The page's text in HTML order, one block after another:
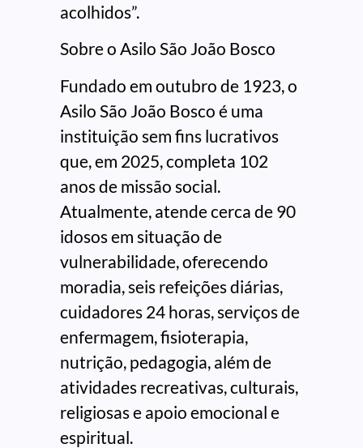
acolhidos”.
Sobre o Asilo São João Bosco
Fundado em outubro de 1923, o
Asilo São João Bosco é uma
instituição sem fins lucrativos
que, em 2025, completa 102
anos de missão social.
Atualmente, atende cerca de 90
idosos em situação de
vulnerabilidade, oferecendo
moradia, seis refeições diárias,
cuidadores 24 horas, serviços de
enfermagem, fisioterapia,
nutrição, pedagogia, além de
atividades recreativas, culturais,
religiosas e apoio emocional e
espiritual.